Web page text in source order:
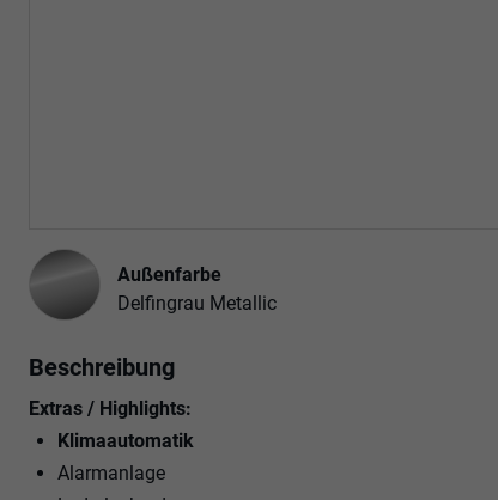
Außenfarbe
Delfingrau Metallic
Beschreibung
Extras / Highlights:
Klimaautomatik
Alarmanlage